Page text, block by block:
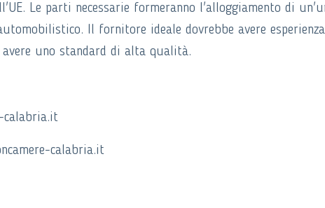
Le parti necessarie formeranno l'alloggiamento di
Il fornitore ideale dovrebbe avere
uno standard di alta qualità.
calabria.it
calabria.it